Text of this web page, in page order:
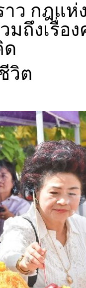
าว กฎแห่
มถึงเรื่อ
ด
วิต